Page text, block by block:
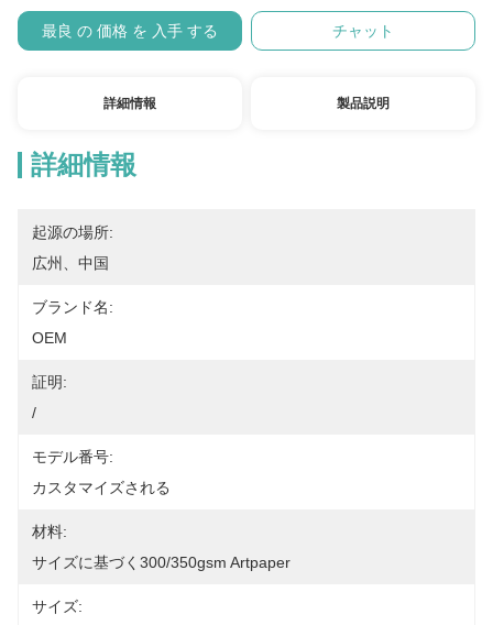
最良 の 価格 を 入手 する チャット
詳細情報 製品説明
詳細情報
起源の場所:
広州、中国
ブランド名:
OEM
証明:
/
モデル番号:
カスタマイズされる
材料:
サイズに基づく300/350gsm Artpaper
サイズ: